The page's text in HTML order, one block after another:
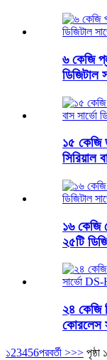
৬ কেজি
ডিজিটাল
১৫ কেজি
সিরিয়াল
১৬ কেজি
২৫টি
২৪ কেজি
কোরলেস
১23456পরবর্তী >>> পৃষ্ঠা